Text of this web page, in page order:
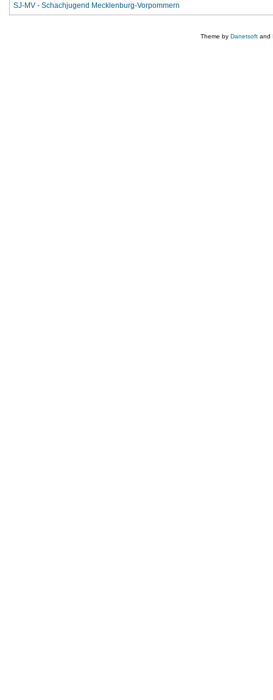
SJ-MV - Schachjugend Mecklenburg-Vorpommern
Theme by Danetsoft and